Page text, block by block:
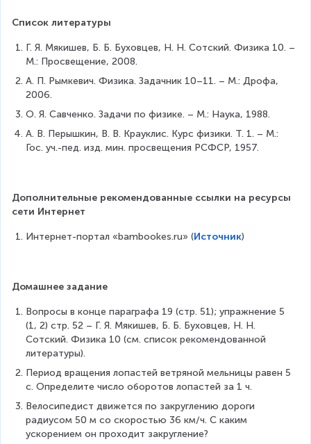
pi
{
T
=
2
n
{
T
=
2
\
n
c
V
^
}
{
R
\
d
o
t
\f
a
{
\
o
m
\
c
d
o
^
}
=
o
m
Список литературы
Г. Я. Мякишев, Б. Б. Буховцев, Н. Н. Сотский. Физика 10. –
М.: Просвещение, 2008.
А. П. Рымкевич. Физика. Задачник 10–11. – М.: Дрофа,
2006.
О. Я. Савченко. Задачи по физике. – М.: Наука, 1988.
А. В. Перышкин, В. В. Крауклис. Курс физики. Т. 1. – М.:
Гос. уч.-пед. изд. мин. просвещения РСФСР, 1957.
Дополнительные рекомендованные ссылки на ресурсы
сети Интернет
Интернет-портал «bambookes.ru» (Источник)
Домашнее задание
Вопросы в конце параграфа 19 (стр. 51); упражнение 5
(1, 2) стр. 52 – Г. Я. Мякишев, Б. Б. Буховцев, Н. Н.
Сотский. Физика 10 (см. список рекомендованной
литературы).
Период вращения лопастей ветряной мельницы равен 5
с. Определите число оборотов лопастей за 1 ч.
Велосипедист движется по закруглению дороги
радиусом 50 м со скоростью 36 км/ч. С каким
ускорением он проходит закругление?